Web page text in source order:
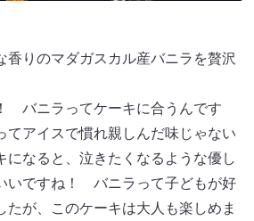
香りのマダガスカル産バニラを贅沢
バニラってケーキに合うんです
アイスで慣れ親しんだ味じゃない
になると、泣きたくなるような優し
いですね！ バニラって子どもが好
たが、このケーキは大人も楽しめま